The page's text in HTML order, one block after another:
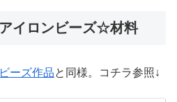
イロンビーズ☆材料
ーズ作品と同様。コチラ参照↓